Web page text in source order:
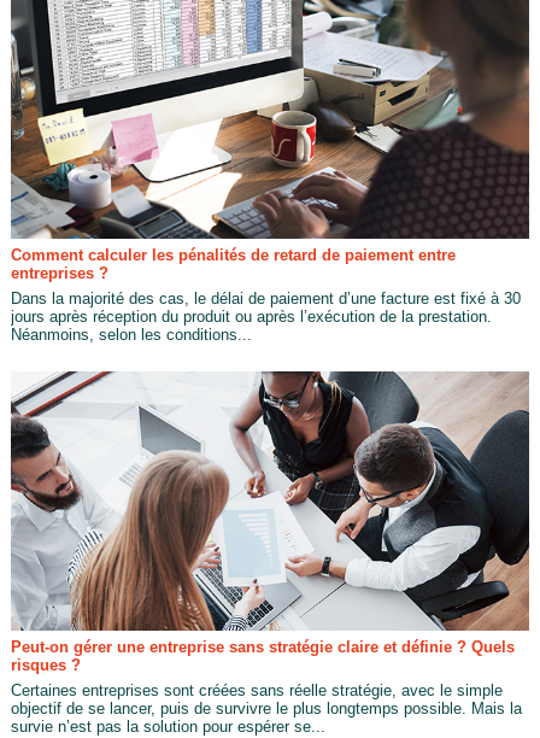
Comment calculer les pénalités de retard de paiement entre
entreprises ?
Dans la majorité des cas, le délai de paiement d’une facture est fixé à 30
jours après réception du produit ou après l’exécution de la prestation.
Néanmoins, selon les conditions...
Peut-on gérer une entreprise sans stratégie claire et définie ? Quels
risques ?
Certaines entreprises sont créées sans réelle stratégie, avec le simple
objectif de se lancer, puis de survivre le plus longtemps possible. Mais la
survie n’est pas la solution pour espérer se...